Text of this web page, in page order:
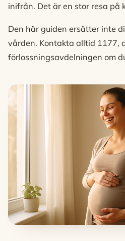
inifrån. Det är en stor resa på
Den här guiden ersätter inte
vården. Kontakta alltid 1177,
förlossningsavdelningen om